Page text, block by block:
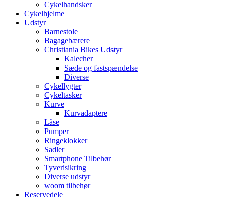
Cykelhandsker
Cykelhjelme
Udstyr
Barnestole
Bagagebærere
Christiania Bikes Udstyr
Kalecher
Sæde og fastspændelse
Diverse
Cykellygter
Cykeltasker
Kurve
Kurvadaptere
Låse
Pumper
Ringeklokker
Sadler
Smartphone Tilbehør
Tyverisikring
Diverse udstyr
woom tilbehør
Reservedele